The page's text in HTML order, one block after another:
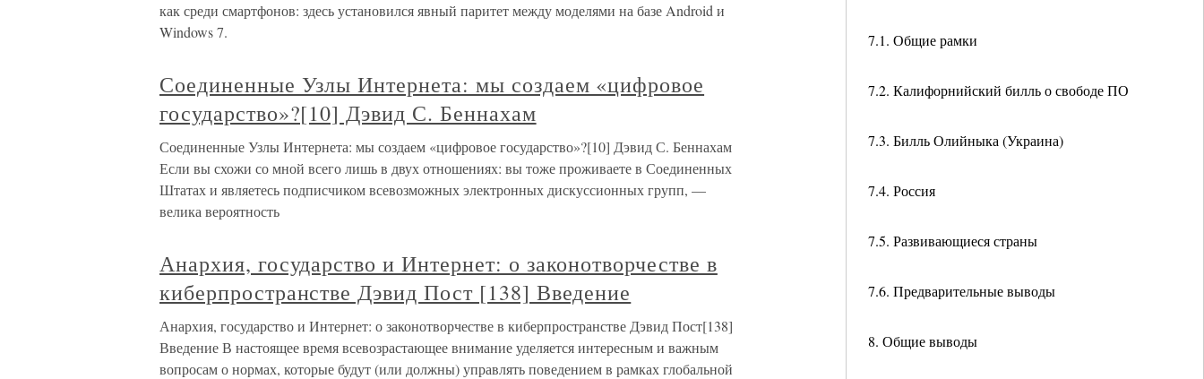
7.1. Общие рамки
7.2. Калифорнийский билль о свободе ПО
7.3. Билль Олийныка (Украина)
7.4. Россия
7.5. Развивающиеся страны
7.6. Предварительные выводы
8. Общие выводы
как среди смартфонов: здесь установился явный паритет между моделями на базе Android и
Windows 7.
Соединенные Узлы Интернета: мы создаем «цифровое
государство»?[10] Дэвид С. Беннахам
Соединенные Узлы Интернета: мы создаем «цифровое государство»?[10] Дэвид С. Беннахам
Если вы схожи со мной всего лишь в двух отношениях: вы тоже проживаете в Соединенных
Штатах и являетесь подписчиком всевозможных электронных дискуссионных групп, —
велика вероятность
Анархия, государство и Интернет: о законотворчестве в
киберпространстве Дэвид Пост [138] Введение
Анархия, государство и Интернет: о законотворчестве в киберпространстве Дэвид Пост[138]
Введение В настоящее время всевозрастающее внимание уделяется интересным и важным
вопросам о нормах, которые будут (или должны) управлять поведением в рамках глобальной